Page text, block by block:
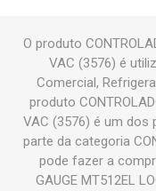
O produto
VAC (3576) é
Comercial,
produto
VAC (3576) é um dos
parte da categoria
pode fazer a
GAUGE MT512EL